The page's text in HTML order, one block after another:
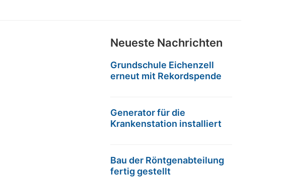
Neueste Nachrichten
Grundschule Eichenzell
erneut mit Rekordspende
Generator für die
Krankenstation installiert
Bau der Röntgenabteilung
fertig gestellt